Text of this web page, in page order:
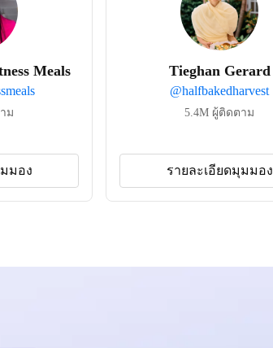
Meals
ม
มอง
Tieghan Gerard
@halfbakedharvest
5.4M ผู้ติดตาม
รายละเอียดมุมมอง